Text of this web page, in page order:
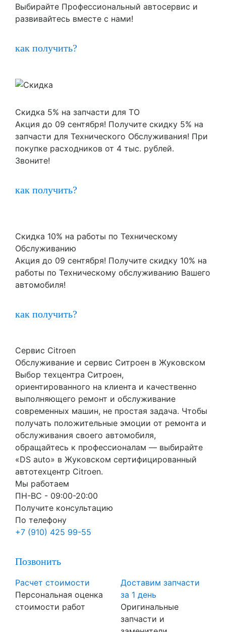
Выбирайте Профессиональный автосервис и
развивайтесь вместе с нами!
как получить?
Скидка 5% на запчасти для ТО
Акция до 09 сентября! Получите скидку 5% на
запчасти для Технического Обслуживания! При
покупке расходников от 4 тыс. рублей.
Звоните!
как получить?
Скидка 10% на работы по Техническому
Обслуживанию
Акция до 09 сентября! Получите скидку 10% на
работы по Техническому обслуживанию Вашего
автомобиля!
как получить?
Сервис Citroen
Обслуживание и сервис Ситроен в Жуковском
Выбор техцентра Ситроен,
ориентированного на клиента и качественно
выполняющего ремонт и обслуживание
современных машин, не простая задача. Чтобы
получать положительные эмоции от ремонта и
обслуживания своего автомобиля,
обращайтесь к профессионалам — выбирайте
«DS auto» в Жуковском сертифицированный
автотехцентр Citroen.
Мы работаем
ПН-ВC - 09:00-20:00
Получите консультацию
По телефону
+7 (910) 425 99-55
Позвонить
Расчет стоимости
Персональная оценка
стоимости работ
Доставим запчасти
за 1 день
Оригинальные
запчасти и